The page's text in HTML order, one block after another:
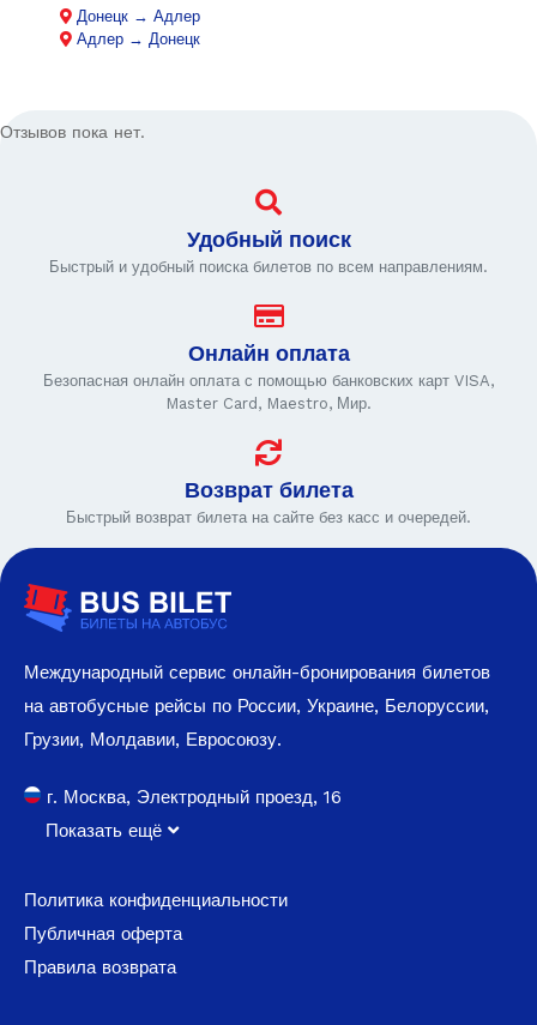
Донецк → Адлер
Адлер → Донецк
Отзывов пока нет.
Удобный поиск
Быстрый и удобный поиска билетов по всем направлениям.
Онлайн оплата
Безопасная онлайн оплата с помощью банковских карт VISA,
Master Card, Maestro, Мир.
Возврат билета
Быстрый возврат билета на сайте без касс и очередей.
Международный сервис онлайн-бронирования билетов
на автобусные рейсы по России, Украине, Белоруссии,
Грузии, Молдавии, Евросоюзу.
г. Москва, Электродный проезд, 16
Показать ещё
Политика конфиденциальности
Публичная оферта
Правила возврата